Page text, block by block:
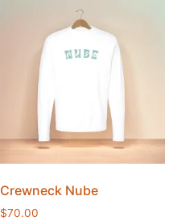
Crewneck Nube
$70.00